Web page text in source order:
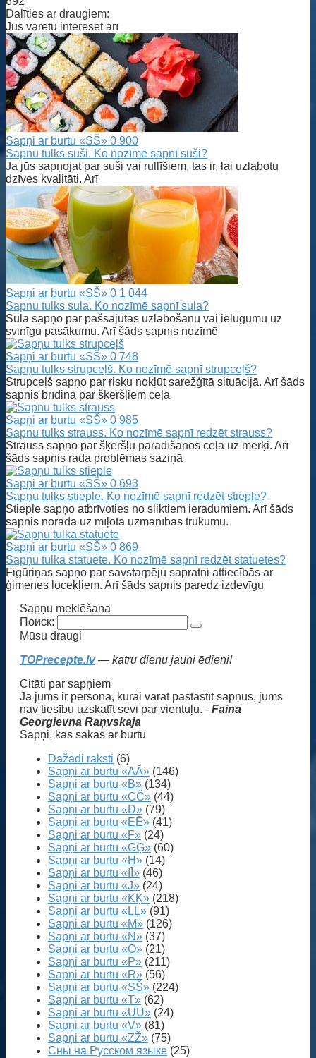
Dalīties ar draugiem:
Jūs varētu interesēt arī
Sapņi ar burtu «SŠ» 0 900
Sapnu tulks suši. Ko nozīmē sapnī suši?
Ja jūs sapņojat par suši vai rullīšiem, tas ir, lai uzlabotu
dzīves kvalitāti. Arī
Sapņi ar burtu «SŠ» 0 1 044
Sapnu tulks sula. Ko nozīmē sapnī sula?
Sula sapņo par pašsajūtas uzlabošanu vai ielūgumu uz
svinīgu pasākumu. Arī šāds sapnis nozīmē
Sapņi ar burtu «SŠ» 0 748
Sapņu tulks strupceļš. Ko nozīmē sapnī strupceļš?
Strupceļš sapņo par risku nokļūt sarežģītā situācijā. Arī šāds
sapnis brīdina par šķēršļiem ceļā
Sapņi ar burtu «SŠ» 0 985
Sapnu tulks strauss. Ko nozīmē sapnī redzēt strauss?
Strauss sapņo par šķēršļu parādīšanos ceļā uz mērķi. Arī
šāds sapnis rada problēmas saziņā
Sapņi ar burtu «SŠ» 0 693
Sapņu tulks stieple. Ko nozīmē sapnī redzēt stieple?
Stieple sapņo atbrīvoties no sliktiem ieradumiem. Arī šāds
sapnis norāda uz mīļotā uzmanības trūkumu.
Sapņi ar burtu «SŠ» 0 869
Sapņu tulka statuete. Ko nozīmē sapnī redzēt statuetes?
Figūriņas sapņo par savstarpēju sapratni attiecībās ar
ģimenes locekļiem. Arī šāds sapnis paredz izdevīgu
Sapņu meklēšana
Поиск:
Mūsu draugi
TOPrecepte.lv— katru dienu jauni ēdieni!
Citāti par sapņiem
Ja jums ir persona, kurai varat pastāstīt sapņus, jums
nav tiesību uzskatīt sevi par vientuļu. - Faina
Georgievna Raņvskaja
Sapņi, kas sākas ar burtu
Dažādi raksti (6)
Sapņi ar burtu «AĀ» (146)
Sapņi ar burtu «B» (134)
Sapņi ar burtu «CČ» (44)
Sapņi ar burtu «D» (79)
Sapņi ar burtu «EĒ» (41)
Sapņi ar burtu «F» (24)
Sapņi ar burtu «GĢ» (60)
Sapņi ar burtu «H» (14)
Sapņi ar burtu «IĪ» (46)
Sapņi ar burtu «J» (24)
Sapņi ar burtu «KĶ» (218)
Sapņi ar burtu «LĻ» (91)
Sapņi ar burtu «M» (126)
Sapņi ar burtu «N» (37)
Sapņi ar burtu «O» (21)
Sapņi ar burtu «P» (211)
Sapņi ar burtu «R» (56)
Sapņi ar burtu «SŠ» (224)
Sapņi ar burtu «T» (62)
Sapņi ar burtu «UŪ» (24)
Sapņi ar burtu «V» (81)
Sapņi ar burtu «ZŽ» (75)
Сны на Русском языке (25)